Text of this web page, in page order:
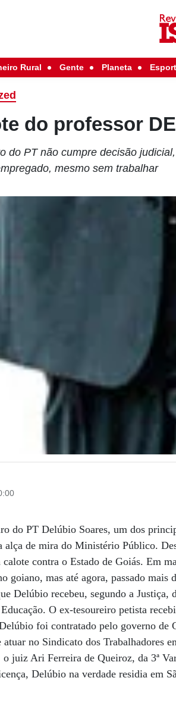
Rural Gente Planeta
do professor
do PT não cumpre decisão
mesmo sem trabalhar
do PT Delúbio Soares, um dos
alça de mira do Ministério Público.
contra o Estado de Goiás. Em
goiano, mas até agora, passado
Delúbio recebeu, segundo a
O ex-tesoureiro petista
foi contratado pelo governo de
atuar no Sindicato dos Trabalhadores
o juiz Ari Ferreira de Queiroz, da 3ª
Delúbio na verdade residia em